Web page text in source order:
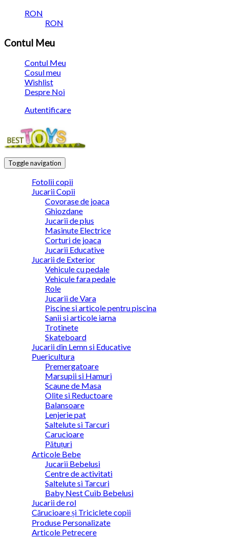
RON
RON
Contul Meu
Contul Meu
Cosul meu
Wishlist
Despre Noi
Autentificare
Toggle navigation
Fotolii copii
Jucarii Copii
Covorase de joaca
Ghiozdane
Jucarii de plus
Masinute Electrice
Corturi de joaca
Jucarii Educative
Jucarii de Exterior
Vehicule cu pedale
Vehicule fara pedale
Role
Jucarii de Vara
Piscine si articole pentru piscina
Sanii si articole iarna
Trotinete
Skateboard
Jucarii din Lemn si Educative
Puericultura
Premergatoare
Marsupii si Hamuri
Scaune de Masa
Olite si Reductoare
Balansoare
Lenjerie pat
Saltelute si Tarcuri
Carucioare
Pătuțuri
Articole Bebe
Jucarii Bebelusi
Centre de activitati
Saltelute si Tarcuri
Baby Nest Cuib Bebelusi
Jucarii de rol
Cărucioare și Triciclete copii
Produse Personalizate
Articole Petrecere